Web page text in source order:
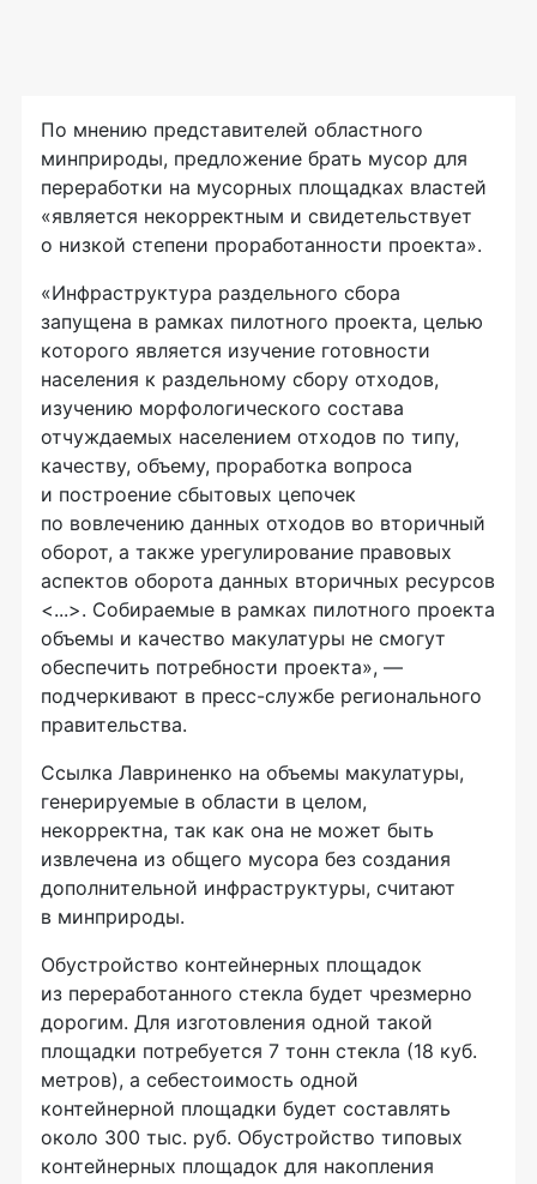
По мнению представителей областного
минприроды, предложение брать мусор для
переработки на мусорных площадках властей
«является некорректным и свидетельствует
о низкой степени проработанности проекта».
«Инфраструктура раздельного сбора
запущена в рамках пилотного проекта, целью
которого является изучение готовности
населения к раздельному сбору отходов,
изучению морфологического состава
отчуждаемых населением отходов по типу,
качеству, объему, проработка вопроса
и построение сбытовых цепочек
по вовлечению данных отходов во вторичный
оборот, а также урегулирование правовых
аспектов оборота данных вторичных ресурсов
<...>. Собираемые в рамках пилотного проекта
объемы и качество макулатуры не смогут
обеспечить потребности проекта», —
подчеркивают в пресс-службе регионального
правительства.
Ссылка Лавриненко на объемы макулатуры,
генерируемые в области в целом,
некорректна, так как она не может быть
извлечена из общего мусора без создания
дополнительной инфраструктуры, считают
в минприроды.
Обустройство контейнерных площадок
из переработанного стекла будет чрезмерно
дорогим. Для изготовления одной такой
площадки потребуется 7 тонн стекла (18 куб.
метров), а себестоимость одной
контейнерной площадки будет составлять
около 300 тыс. руб. Обустройство типовых
контейнерных площадок для накопления